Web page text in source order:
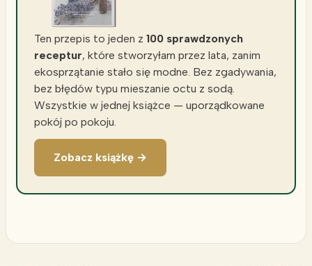
Ten przepis to jeden z100 sprawdzonych
receptur, które stworzyłam przez lata, zanim
ekosprzątanie stało się modne. Bez zgadywania,
bez błędów typu mieszanie octu z sodą.
Wszystkie w jednej książce — uporządkowane
pokój po pokoju.
Zobacz książkę →